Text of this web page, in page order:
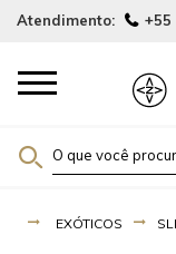
Atendimento: +55
EXÓTICOS